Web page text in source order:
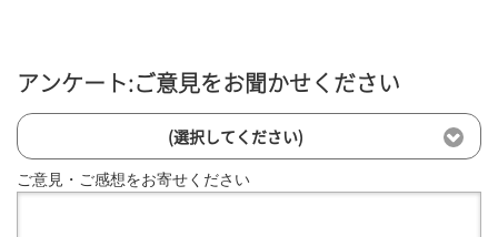
アンケート:ご意見をお聞かせください
(選択してください)
ご意見・ご感想をお寄せください